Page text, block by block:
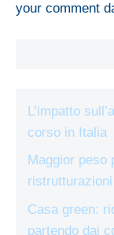
your comment
L’impatto
corso in Italia
Maggior peso
Casa green:
partendo dai